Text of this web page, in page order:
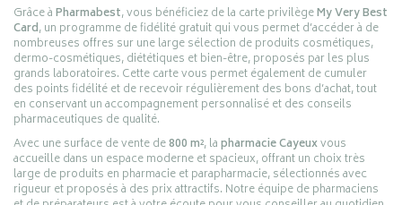
Grâce àPharmabest, vous bénéficiez de la carte privilègeMy Very Best
Card, un programme de fidélité gratuit qui vous permet d’accéder à de
nombreuses offres sur une large sélection de produits cosmétiques,
dermo-cosmétiques, diététiques et bien-être, proposés par les plus
grands laboratoires. Cette carte vous permet également de cumuler
des points fidélité et de recevoir régulièrement des bons d’achat, tout
en conservant un accompagnement personnalisé et des conseils
pharmaceutiques de qualité.
Avec une surface de vente de800 m², lapharmacie Cayeuxvous
accueille dans un espace moderne et spacieux, offrant un choix très
large de produits en pharmacie et parapharmacie, sélectionnés avec
rigueur et proposés à des prix attractifs. Notre équipe de pharmaciens